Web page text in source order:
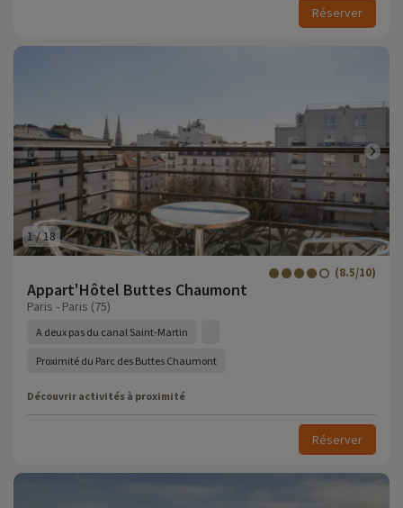
Réserver
1/18
Appart'Hôtel Buttes Chaumont
(8.5/10)
Paris - Paris (75)
A deux pas du canal Saint-Martin
Proximité du Parc des Buttes Chaumont
Découvrir activités à proximité
Réserver